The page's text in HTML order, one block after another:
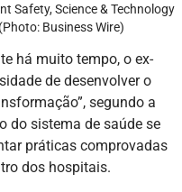
Safety, Science & Technology
Business Wire)
há muito tempo, o ex-
de desenvolver o
segundo a
do sistema de saúde se
práticas comprovadas
dos hospitais.